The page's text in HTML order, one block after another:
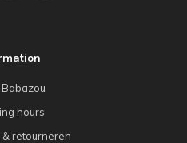
hours
retourneren